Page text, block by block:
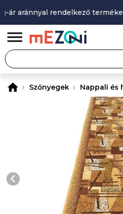
aránnyal rendelkező termékek
Szőnyegek Nappali és